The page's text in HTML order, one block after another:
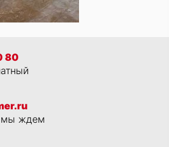
80
мы ждем